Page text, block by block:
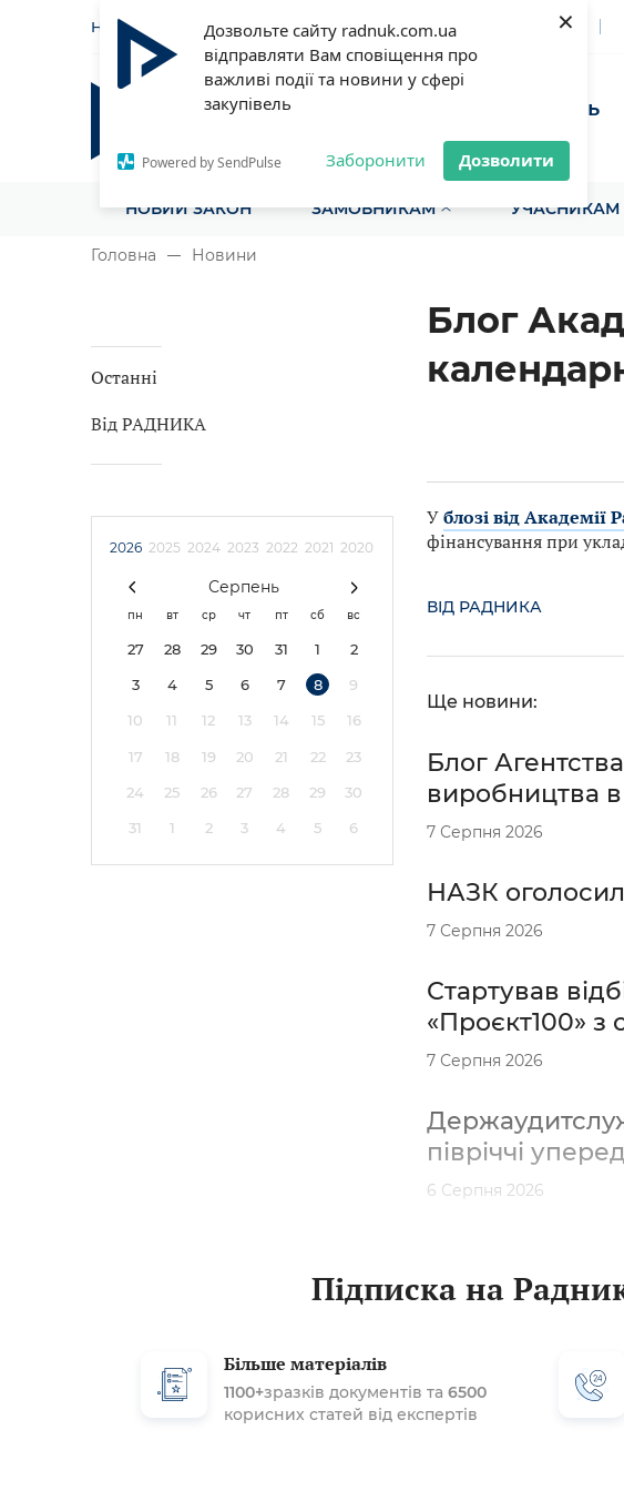
Дозвольте сайту radnuk.com.ua
відправляти Вам сповіщення про
важливі події та новини у сфері
закупівель
Powered by SendPulse Заборонити Дозволити
×
НОВИНИ СТАТТІ ІНСТРУМЕНТИ
Радник у сфері публічних закупівель
НОВИЙ ЗАКОН ЗАМОВНИКАМ УЧАСНИКАМ
Головна Новини
Останні
Від РАДНИКА
2026 2025 2024 2023 2022 2021 2020
Серпень
пн вт ср чт пт сб вс
27 28 29 30 31 1 2
3 4 5 6 7 8 9
10 11 12 13 14 15 16
17 18 19 20 21 22 23
24 25 26 27 28 29 30
31 1 2 3 4 5 6
Блог
Ублозі від Академії
фінансування при
ВІД РАДНИКА
Ще новини:
Блог
виробництва в
7 Серпня 2026
НАЗК
7 Серпня 2026
Стартував
«Проєкт100» з
7 Серпня 2026
півріччі
6 Серпня 2026
Підписка на
Більше матеріалів
1100+зразків документів та 6500
корисних статей від експертів